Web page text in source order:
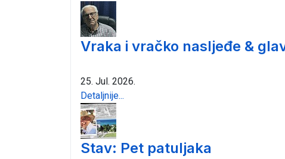
Vraka i vračko nasljeđe &
25. Jul. 2026.
Detaljnije...
Stav: Pet patuljaka